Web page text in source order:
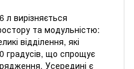
вирізняється
та модульністю:
відділення, які
градусів, що спрощує
Усередині є